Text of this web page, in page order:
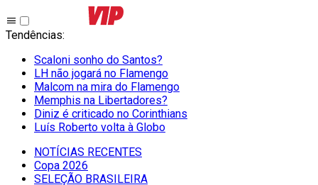
Tendências:
Scaloni sonho do Santos?
LH não jogará no Flamengo
Malcom na mira do Flamengo
Memphis na Libertadores?
Diniz é criticado no Corinthians
Luís Roberto volta à Globo
NOTÍCIAS RECENTES
Copa 2026
SELEÇÃO BRASILEIRA